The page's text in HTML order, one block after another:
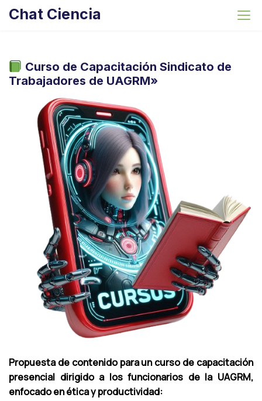
Chat Ciencia
Curso de Capacitación Sindicato de
Trabajadores de UAGRM»
Propuesta de contenido para un curso de capacitación
presencial dirigido a los funcionarios de la UAGRM,
enfocado en ética y productividad: